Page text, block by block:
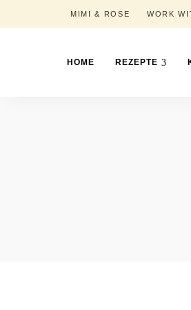
MIMI & ROSE WORK
HOME REZEPTE